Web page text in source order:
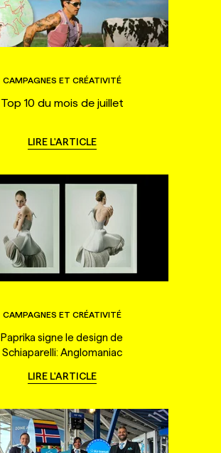
CAMPAGNES ET CRÉATIVITÉ
Top 10 du mois de juillet
LIRE L'ARTICLE
CAMPAGNES ET CRÉATIVITÉ
Paprika signe le design de
Schiaparelli: Anglomaniac
LIRE L'ARTICLE